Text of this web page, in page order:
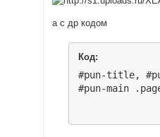
а с др кодом
Код:
#pun-title,
#pun-main